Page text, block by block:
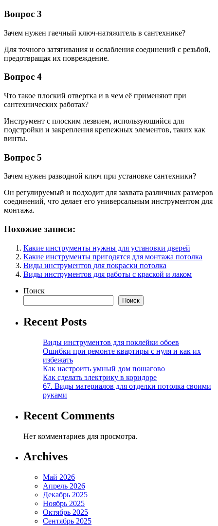
Вопрос 3
Зачем нужен гаечный ключ-натяжитель в сантехнике?
Для точного затягивания и ослабления соединений с резьбой,
предотвращая их повреждение.
Вопрос 4
Что такое плоский отвертка и в чем её применяют при
сантехнических работах?
Инструмент с плоским лезвием, использующийся для
подстройки и закрепления крепежных элементов, таких как
винты.
Вопрос 5
Зачем нужен разводной ключ при установке сантехники?
Он регулируемый и подходит для захвата различных размеров
соединений, что делает его универсальным инструментом для
монтажа.
Похожие записи:
Какие инструменты нужны для установки дверей
Какие инструменты пригодятся для монтажа потолка
Виды инструментов для покраски потолка
Виды инструментов для работы с краской и лаком
Поиск
Поиск
Recent Posts
Виды инструментов для поклейки обоев
Ошибки при ремонте квартиры с нуля и как их
избежать
Как настроить умный дом пошагово
Как сделать электрику в коридоре
67. Виды материалов для отделки потолка своими
руками
Recent Comments
Нет комментариев для просмотра.
Archives
Май 2026
Апрель 2026
Декабрь 2025
Ноябрь 2025
Октябрь 2025
Сентябрь 2025